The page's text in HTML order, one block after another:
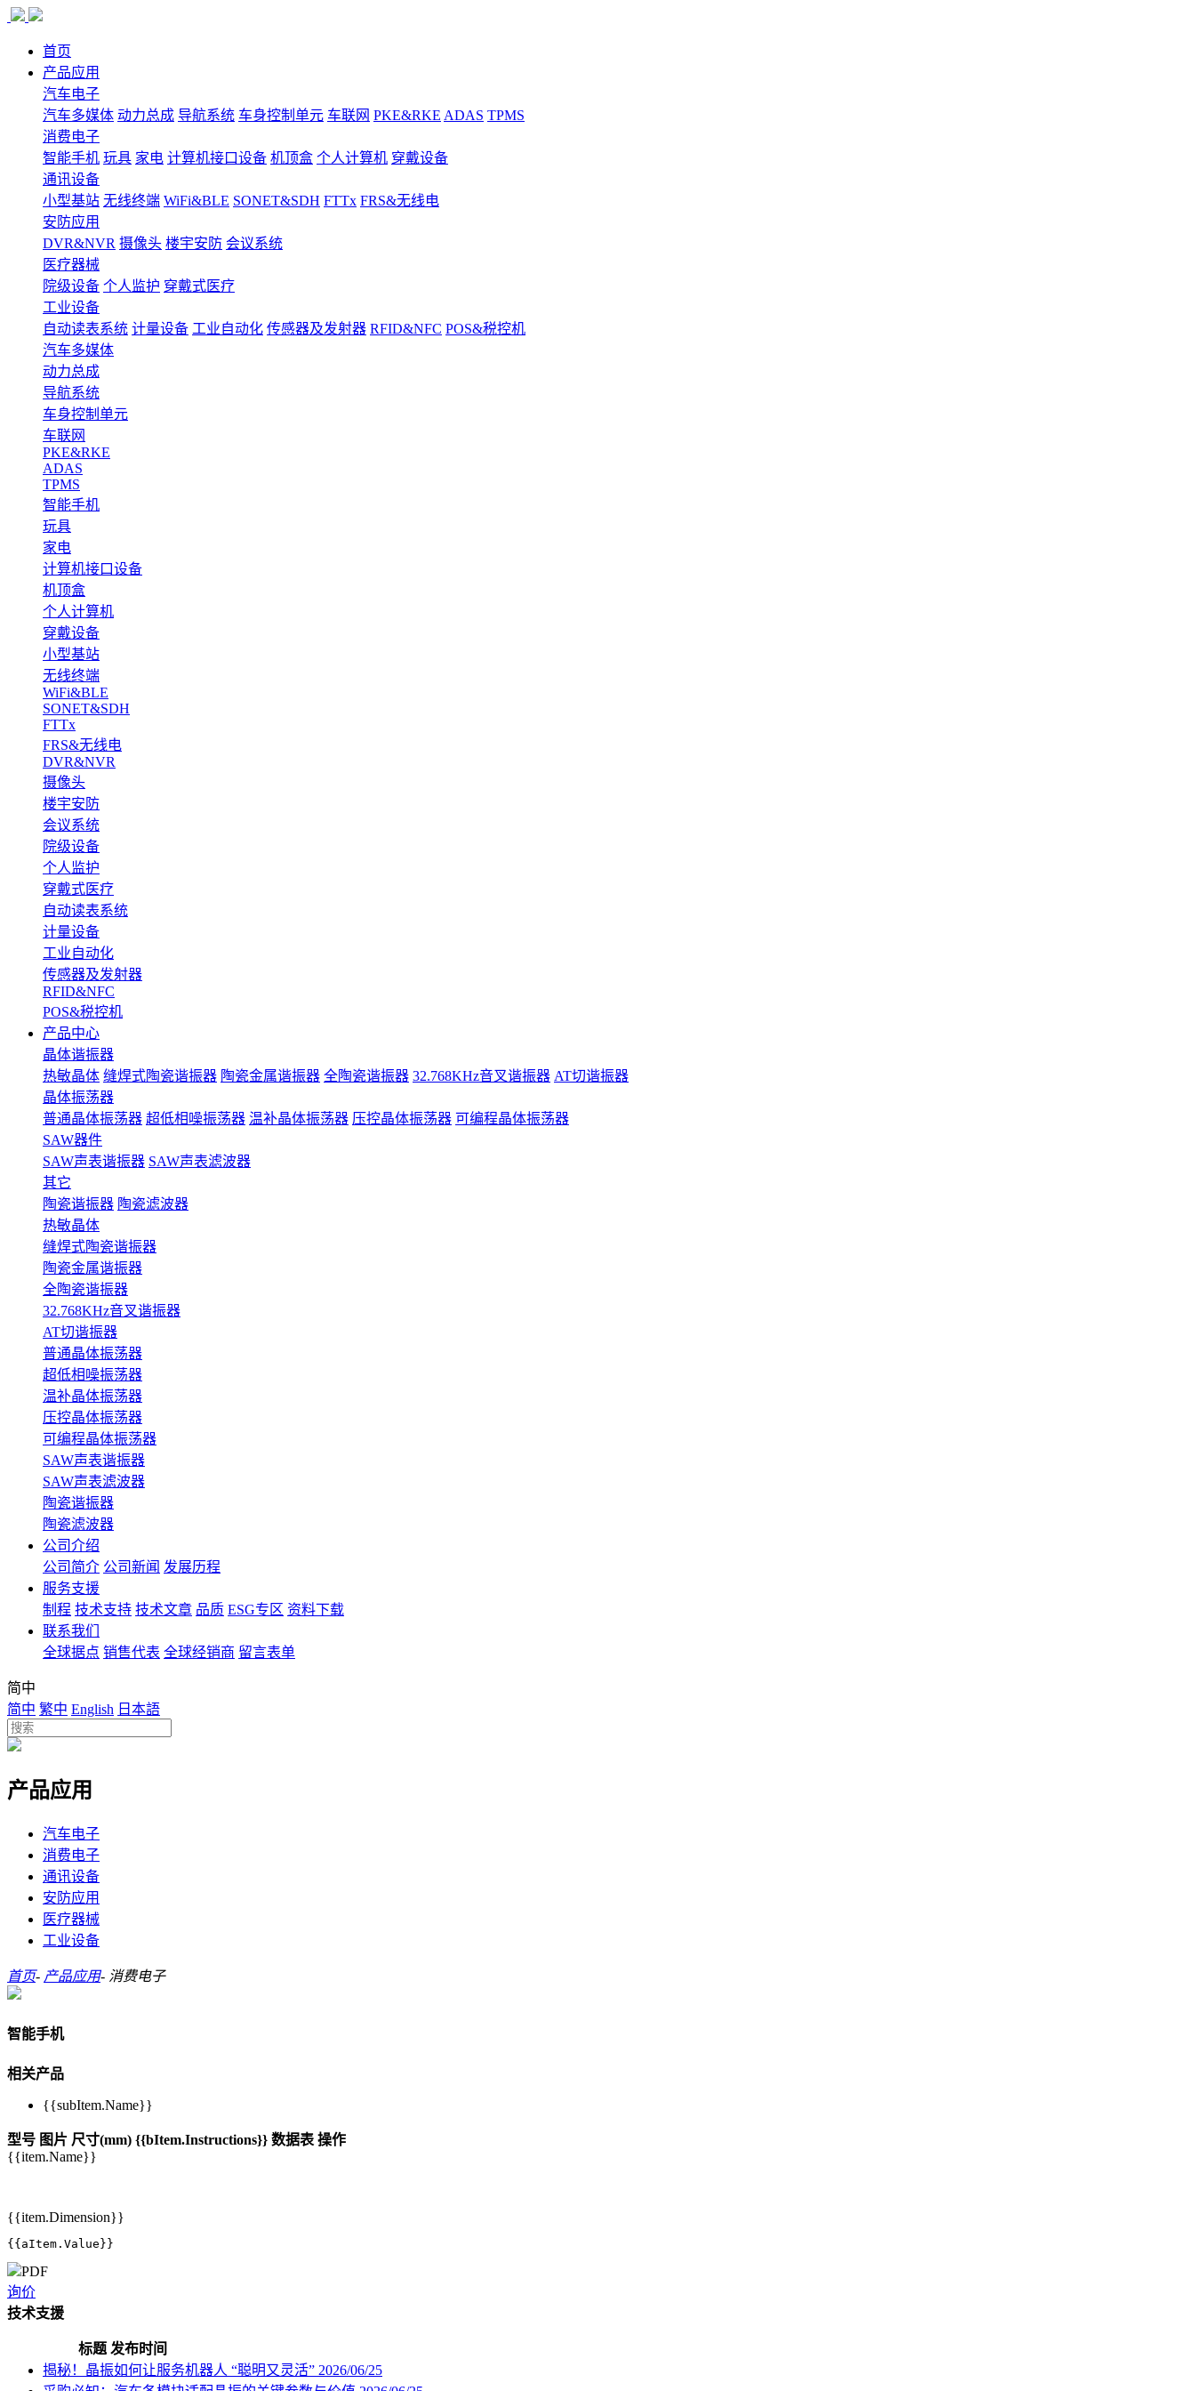
首页
产品应用
汽车电子
汽车多媒体 动力总成 导航系统 车身控制单元 车联网 PKE&RKE ADAS TPMS
消费电子
智能手机 玩具 家电 计算机接口设备 机顶盒 个人计算机 穿戴设备
通讯设备
小型基站 无线终端 WiFi&BLE SONET&SDH FTTx FRS&无线电
安防应用
DVR&NVR 摄像头 楼宇安防 会议系统
医疗器械
院级设备 个人监护 穿戴式医疗
工业设备
自动读表系统 计量设备 工业自动化 传感器及发射器 RFID&NFC POS&税控机
汽车多媒体
动力总成
导航系统
车身控制单元
车联网
PKE&RKE
ADAS
TPMS
智能手机
玩具
家电
计算机接口设备
机顶盒
个人计算机
穿戴设备
小型基站
无线终端
WiFi&BLE
SONET&SDH
FTTx
FRS&无线电
DVR&NVR
摄像头
楼宇安防
会议系统
院级设备
个人监护
穿戴式医疗
自动读表系统
计量设备
工业自动化
传感器及发射器
RFID&NFC
POS&税控机
产品中心
晶体谐振器
热敏晶体 缝焊式陶瓷谐振器 陶瓷金属谐振器 全陶瓷谐振器 32.768KHz音叉谐振器 AT切谐振器
晶体振荡器
普通晶体振荡器 超低相噪振荡器 温补晶体振荡器 压控晶体振荡器 可编程晶体振荡器
SAW器件
SAW声表谐振器 SAW声表滤波器
其它
陶瓷谐振器 陶瓷滤波器
热敏晶体
缝焊式陶瓷谐振器
陶瓷金属谐振器
全陶瓷谐振器
32.768KHz音叉谐振器
AT切谐振器
普通晶体振荡器
超低相噪振荡器
温补晶体振荡器
压控晶体振荡器
可编程晶体振荡器
SAW声表谐振器
SAW声表滤波器
陶瓷谐振器
陶瓷滤波器
公司介绍
公司简介 公司新闻 发展历程
服务支援
制程 技术支持 技术文章 品质 ESG专区 资料下载
联系我们
全球据点 销售代表 全球经销商 留言表单
简中
简中 繁中 English 日本語
产品应用
汽车电子
消费电子
通讯设备
安防应用
医疗器械
工业设备
首页- 产品应用- 消费电子
智能手机
相关产品
{{subItem.Name}}
型号 图片 尺寸(mm) {{bItem.Instructions}} 数据表 操作
{{item.Name}}
{{item.Dimension}}
{{aItem.Value}}
PDF
询价
技术支援
标题 发布时间
揭秘！晶振如何让服务机器人 “聪明又灵活” 2026/06/25